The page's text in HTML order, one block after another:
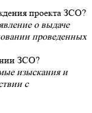
проекта ЗСО?
о выдаче
проведенных
ЗСО?
изыскания и
с